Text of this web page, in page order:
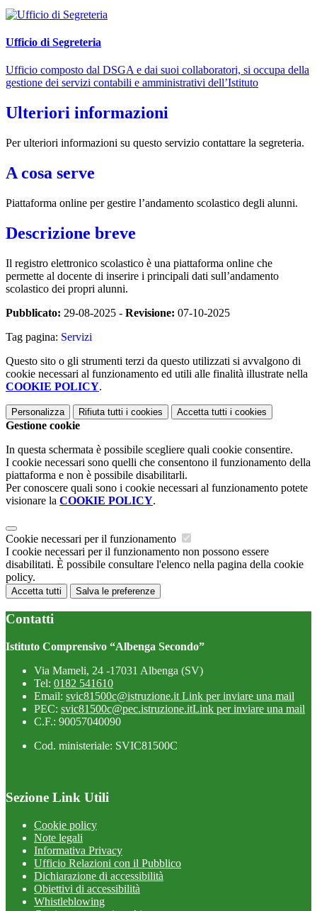
Ufficio di Segreteria
Ufficio composto dal DSGA e dai suoi collaboratori, si occupa della
gestione dei servizi contabili e amministrativi dell’Istituto
Ulteriori informazioni
Per ulteriori informazioni su questo servizio contattare la segreteria.
A cosa serve
Piattaforma online per gestire l’andamento scolastico degli alunni.
Descrizione breve
Il registro elettronico scolastico è una piattaforma online che
permette al docente di inserire i principali dati sull’andamento
scolastico dei propri alunni.
Pubblicato: 29-08-2025 - Revisione: 07-10-2025
Tag pagina: Servizi
Questo sito o gli strumenti terzi da questo utilizzati si avvalgono di
cookie necessari al funzionamento ed utili alle finalità illustrate nella
COOKIE POLICY.
Personalizza Rifiuta tutti i cookies Accetta tutti i cookies
Gestione cookie
In questa schermata è possibile scegliere quali cookie consentire.
I cookie necessari sono quelli che consentono il funzionamento della
piattaforma e non è possibile disabilitarli.
Per conoscere quali sono i cookie necessari al funzionamento potete
visionare la COOKIE POLICY.
Cookie necessari per il funzionamento
I cookie necessari per il funzionamento non possono essere
disabilitati. È possibile consultare l'elenco nella pagina della cookie
policy.
Accetta tutti Salva le preferenze
Contatti
Istituto Comprensivo “Albenga Secondo”
Via Mameli, 24 -17031 Albenga (SV)
Tel: 0182 541610
Email: svic81500c@istruzione.it Link per inviare una mail
PEC: svic81500c@pec.istruzione.itLink per inviare una mail
C.F.: 90057040090
Cod. ministeriale: SVIC81500C
Sezione Link Utili
Cookie policy
Note legali
Informativa Privacy
Ufficio Relazioni con il Pubblico
Dichiarazione di accessibilità
Obiettivi di accessibilità
Whistleblowing